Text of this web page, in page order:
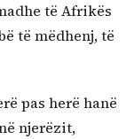
të Afrikës
të mëdhenj, të
pas herë hanë
njerëzit,